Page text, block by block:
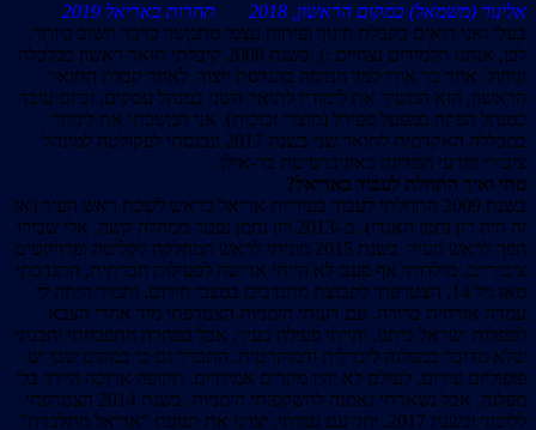
אלינור (משמאל) במקום הראשון, 2018 תחרות באריאל 2019
בעלי ואני רואים בקבלת חינוך ופיתוח עצמי מתמשך כדבר חשוב ביותר.
לכן, אנחנו תלמידים נצחיים :). בשנת 2008 קיבלתי תואר ראשון בכלכלה
וניהול. אחר כך אורי למד הנדסה בהנדסת ייצור. לאחר קבלת התואר
הראשון, הוא המשיך את לימודיו לתואר השני במנהל עסקים, וכיום עובד
כמנהל הפקה במפעל ספירל (מוצרי זכוכית). אני המשכתי את לימודי
במכללה האקדמית לתואר שני בשנת 2017 ונכנסתי לפקולטה למינהל
ציבורי ומדעי המדינה באוניברסיטת בר-אילן.
מתי ואיך התחלת לעבוד באריאל?
בשנת 2009 התחלתי לעבוד בעיריית אריאל כראש לשכת ראש העיר (אז
זה היה רון נחמן האגדי). ב -2013 רון נחמן נפטר ממחלה קשה, אלי שבירו
הפך לראש העיר. בשנת 2015 מוניתי לראש המחלקה לקליטה ופרויקטים
ציבוריים. מילדותי אף פעם לא הייתי אדישה לפעילות חברתית, התנדבתי
מאז גיל 14, הצטרפתי לקבוצת מתנדבים במצבי חירום, ותמיד היתה לי
עמדה אזרחית ברורה. עם דעותי הימניות הצטרפתי מיד אחרי הצבא
למפלגת ישראל ביתנו, והייתי פעילה בעיר, אבל במהרה התפכחתי והבנתי
שלא מדובר במפלגה ליברלית ודמוקרטית. התברר גם כי במקום שבו יש
פופוליזם עירום, לעולם לא יהיו מקרים אמיתיים. תקופה ארוכה הייתי בלי
מפלגה, אבל נשארתי נאמנה להשקפותי הימניות. בשנת 2014 הצטרפתי
לליכוד ובשנת 2017, יחד עם עמיתי, יצרנו את תנועת “אריאל מתלכדת”.